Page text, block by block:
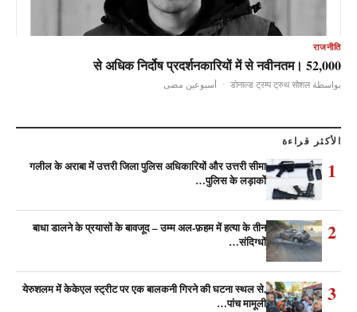
राजनीति
52,000 से अधिक निर्दोष प्रदर्शनकारियों में से नवीनतम।
بواسطة डोनाल्ड ट्रम्प ट्रुथ सोशल · أسبوعين مضى
الأكثر قراءة
1
गलील के अराबा में उत्तरी जिला पुलिस अधिकारियों और उत्तरी सीमा
पुलिस के लड़ाकों…
2
बाधा डालने के प्रयासों के बावजूद – उम्म अल-फ़हम में हत्या के तीन
संदिग्धों…
3
येरुशलम में केकेएल स्ट्रीट पर एक बालकनी गिरने की घटना स्थल से,
पांच मामूली…